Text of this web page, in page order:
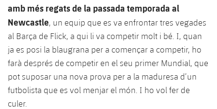
amb més regats de la passada temporada al
Newcastle, un equip que es va enfrontar tres vegades
al Barça de Flick, a qui li va competir molt i bé. I, quan
ja es posi la blaugrana per a començar a competir, ho
farà després de competir en el seu primer Mundial, que
pot suposar una nova prova per a la maduresa d’un
futbolista que es vol menjar el món. I ho vol fer de
culer.